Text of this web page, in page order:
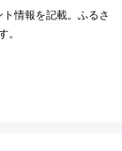
情報を記載。ふるさ
。